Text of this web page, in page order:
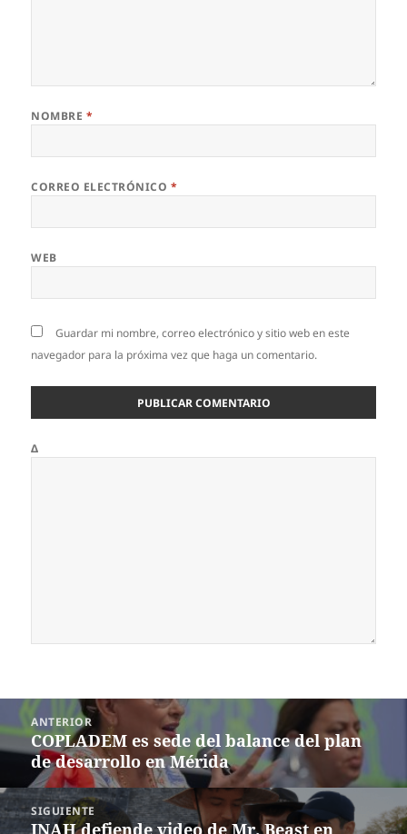
NOMBRE *
CORREO ELECTRÓNICO *
WEB
Guardar mi nombre, correo electrónico y sitio web en este
navegador para la próxima vez que haga un comentario.
Δ
Navegación
de
entradas
ANTERIOR
Entrada
anterior:
COPLADEM es sede del balance del plan
de desarrollo en Mérida
SIGUIENTE
Siguiente